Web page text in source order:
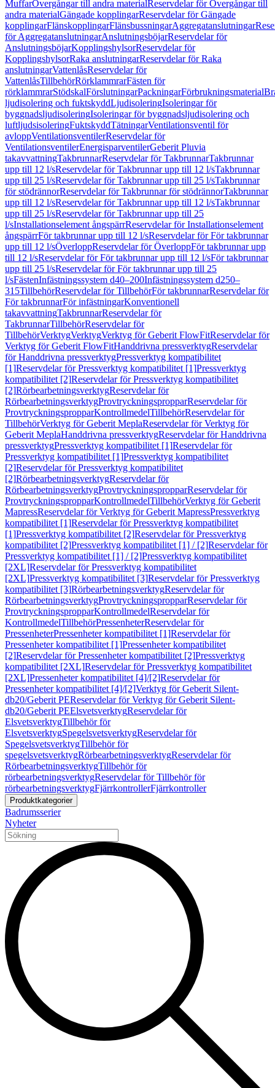
MuffarÖvergångar till andra materialReservdelar för Övergångar till
andra materialGängade kopplingarReservdelar för Gängade
kopplingarFlänskopplingarFlänsbussningarAggregatanslutningar
för AggregatanslutningarAnslutningsböjarReservdelar för
AnslutningsböjarKopplingshylsorReservdelar för
KopplingshylsorRaka anslutningarReservdelar för Raka
anslutningarVattenlåsReservdelar för
VattenlåsTillbehörRörklammrarFästen för
rörklammrarStödskalFörslutningarPackningarFörbrukningsmaterial
ljudisolering och fuktskyddLjudisoleringIsoleringar för
byggnadsljudisoleringIsoleringar för byggnadsljudisolering och
luftljudsisoleringFuktskyddTätningarVentilationsventil för
avloppVentilationsventilerReservdelar för
VentilationsventilerEnergisparventilerGeberit Pluvia
takavvattningTakbrunnarReservdelar för TakbrunnarTakbrunnar
upp till 12 l/sReservdelar för Takbrunnar upp till 12 l/sTakbrunnar
upp till 25 l/sReservdelar för Takbrunnar upp till 25 l/sTakbrunnar
för stödrännorReservdelar för Takbrunnar för stödrännorTakbrunnar
upp till 12 l/sReservdelar för Takbrunnar upp till 12 l/sTakbrunnar
upp till 25 l/sReservdelar för Takbrunnar upp till 25
l/sInstallationselement ångspärrReservdelar för Installationselement
ångspärrFör takbrunnar upp till 12 l/sReservdelar för För takbrunnar
upp till 12 l/sÖverloppReservdelar för ÖverloppFör takbrunnar upp
till 12 l/sReservdelar för För takbrunnar upp till 12 l/sFör takbrunnar
upp till 25 l/sReservdelar för För takbrunnar upp till 25
l/sFästenInfästningssystem d40–200Infästningssystem d250–
315TillbehörReservdelar för TillbehörFör takbrunnarReservdelar för
För takbrunnarFör infästningarKonventionell
takavvattningTakbrunnarReservdelar för
TakbrunnarTillbehörReservdelar för
TillbehörVerktygVerktygVerktyg för Geberit FlowFitReservdelar för
Verktyg för Geberit FlowFitHanddrivna pressverktygReservdelar
för Handdrivna pressverktygPressverktyg kompatibilitet
[1]Reservdelar för Pressverktyg kompatibilitet [1]Pressverktyg
kompatibilitet [2]Reservdelar för Pressverktyg kompatibilitet
[2]RörbearbetningsverktygReservdelar för
RörbearbetningsverktygProvtryckningspropparReservdelar för
ProvtryckningspropparKontrollmedelTillbehörReservdelar för
TillbehörVerktyg för Geberit MeplaReservdelar för Verktyg för
Geberit MeplaHanddrivna pressverktygReservdelar för Handdrivna
pressverktygPressverktyg kompatibilitet [1]Reservdelar för
Pressverktyg kompatibilitet [1]Pressverktyg kompatibilitet
[2]Reservdelar för Pressverktyg kompatibilitet
[2]RörbearbetningsverktygReservdelar för
RörbearbetningsverktygProvtryckningspropparReservdelar för
ProvtryckningspropparKontrollmedelTillbehörVerktyg för Geberit
MapressReservdelar för Verktyg för Geberit MapressPressverktyg
kompatibilitet [1]Reservdelar för Pressverktyg kompatibilitet
[1]Pressverktyg kompatibilitet [2]Reservdelar för Pressverktyg
kompatibilitet [2]Pressverktyg kompatibilitet [1] / [2]Reservdelar för
Pressverktyg kompatibilitet [1] / [2]Pressverktyg kompatibilitet
[2XL]Reservdelar för Pressverktyg kompatibilitet
[2XL]Pressverktyg kompatibilitet [3]Reservdelar för Pressverktyg
kompatibilitet [3]RörbearbetningsverktygReservdelar för
RörbearbetningsverktygProvtryckningspropparReservdelar för
ProvtryckningspropparKontrollmedelReservdelar för
KontrollmedelTillbehörPressenheterReservdelar för
PressenheterPressenheter kompatibilitet [1]Reservdelar för
Pressenheter kompatibilitet [1]Pressenheter kompatibilitet
[2]Reservdelar för Pressenheter kompatibilitet [2]Pressverktyg
kompatibilitet [2XL]Reservdelar för Pressverktyg kompatibilitet
[2XL]Pressenheter kompatibilitet [4]/[2]Reservdelar för
Pressenheter kompatibilitet [4]/[2]Verktyg för Geberit Silent-
db20/Geberit PEReservdelar för Verktyg för Geberit Silent-
db20/Geberit PEElsvetsverktygReservdelar för
ElsvetsverktygTillbehör för
ElsvetsverktygSpegelsvetsverktygReservdelar för
SpegelsvetsverktygTillbehör för
spegelsvetsverktygRörbearbetningsverktygReservdelar för
RörbearbetningsverktygTillbehör för
rörbearbetningsverktygReservdelar för Tillbehör för
rörbearbetningsverktygFjärrkontrollerFjärrkontroller
Produktkategorier
Badrumsserier
Nyheter